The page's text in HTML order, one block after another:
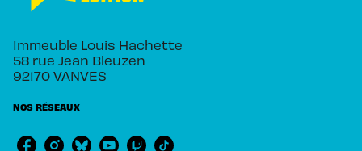
Immeuble Louis Hachette
58 rue Jean Bleuzen
92170 VANVES
NOS RÉSEAUX